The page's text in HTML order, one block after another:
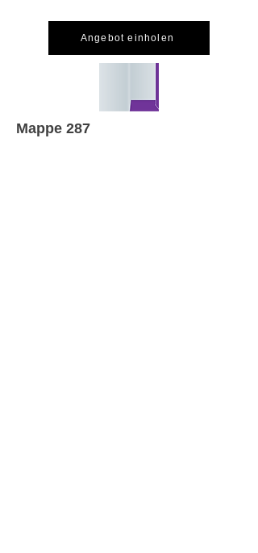
Angebot einholen
Mappe 287